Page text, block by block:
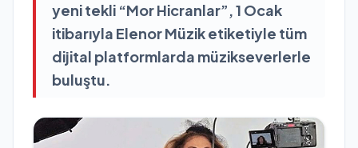
yeni tekli “Mor Hicranlar”, 1 Ocak
itibarıyla Elenor Müzik etiketiyle tüm
dijital platformlarda müzikseverlerle
buluştu.